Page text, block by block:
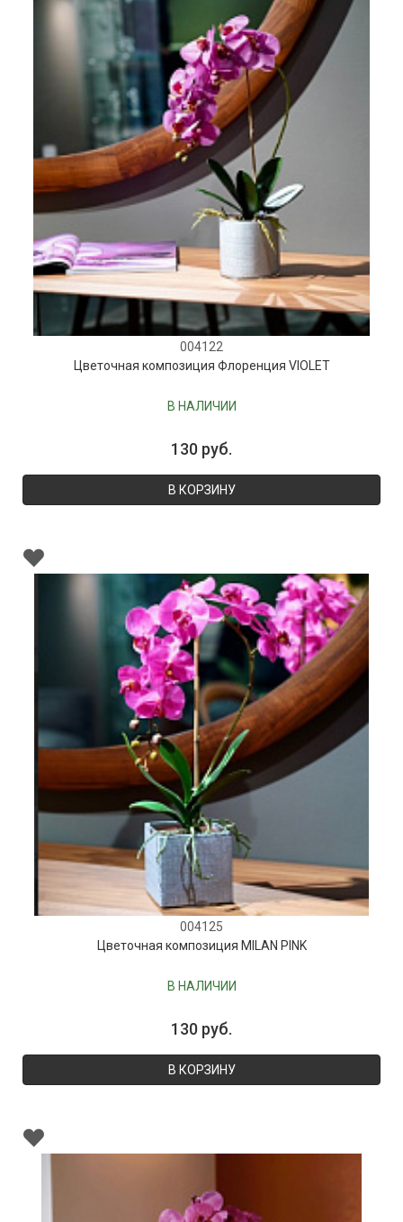
004122
Цветочная композиция Флоренция VIOLET
В НАЛИЧИИ
130 руб.
В КОРЗИНУ
004125
Цветочная композиция MILAN PINK
В НАЛИЧИИ
130 руб.
В КОРЗИНУ